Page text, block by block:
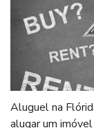
Aluguel na
alugar um